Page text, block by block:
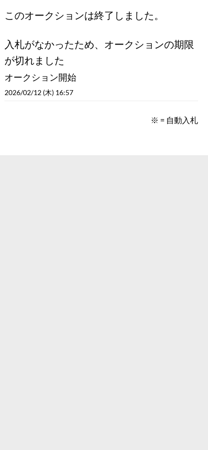
このオークションは終了しました。
入札がなかったため、オークションの期限
が切れました
オークション開始
2026/02/12 (木) 16:57
※ = 自動入札